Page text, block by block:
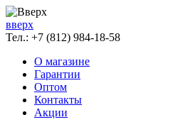
вверх
Тел.: +7 (812) 984-18-58
О магазине
Гарантии
Оптом
Контакты
Акции